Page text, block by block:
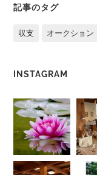
記事のタグ
収支 オークション
INSTAGRAM